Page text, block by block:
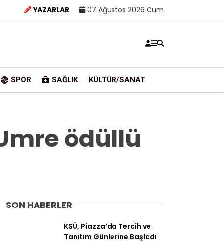
YAZARLAR 07 Ağustos 2026 Cum
SPOR SAĞLIK KÜLTÜR/SANAT
ödüllü
SON HABERLER
KSÜ, Piazza’da Tercih ve
Tanıtım Günlerine Başladı